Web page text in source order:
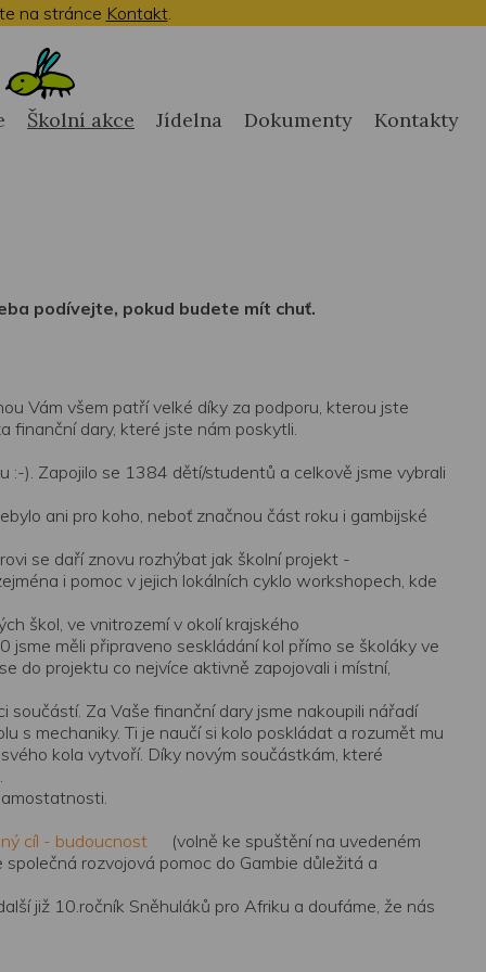
na stránce Kontakt.
Školní akce Jídelna Dokumenty Kontakty
podívejte, pokud budete mít chuť.
Vám všem patří velké díky za podporu, kterou jste
finanční dary, které jste nám poskytli.
:-). Zapojilo se 1384 dětí/studentů a celkově jsme vybrali
ani pro koho, neboť značnou část roku i gambijské
se daří znovu rozhýbat jak školní projekt -
i pomoc v jejich lokálních cyklo workshopech, kde
škol, ve vnitrozemí v okolí krajského
jsme měli připraveno seskládáníkol přímo se školáky ve
do projektu co nejvíce aktivně zapojovali i místní,
součástí. Za Vaše finanční dary jsme nakoupili nářadí
s mechaniky. Ti je naučí si kolo poskládat a rozumět mu
kola vytvoří. Díky novým součástkám, které
cíl - budoucnost
(volně ke spuštění na uvedeném
rozvojová pomoc do Gambie důležitá a
již 10.ročník Sněhuláků pro Afriku a doufáme, že nás